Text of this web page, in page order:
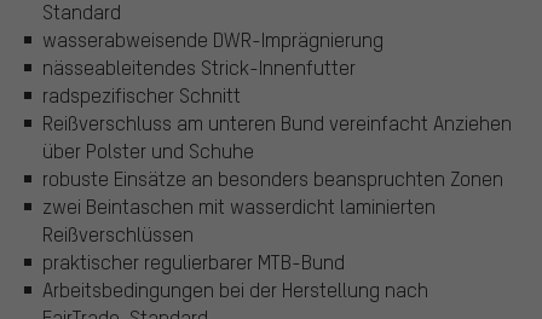
Standard
wasserabweisende DWR-Imprägnierung
nässeableitendes Strick-Innenfutter
radspezifischer Schnitt
Reißverschluss am unteren Bund vereinfacht Anziehen
über Polster und Schuhe
robuste Einsätze an besonders beanspruchten Zonen
zwei Beintaschen mit wasserdicht laminierten
Reißverschlüssen
praktischer regulierbarer MTB-Bund
Arbeitsbedingungen bei der Herstellung nach